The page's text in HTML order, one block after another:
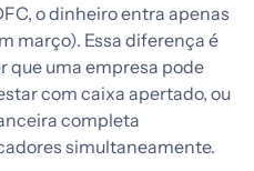
o dinheiro entra apenas
março). Essa diferença é
uma empresa pode
com caixa apertado, ou
completa
simultaneamente.